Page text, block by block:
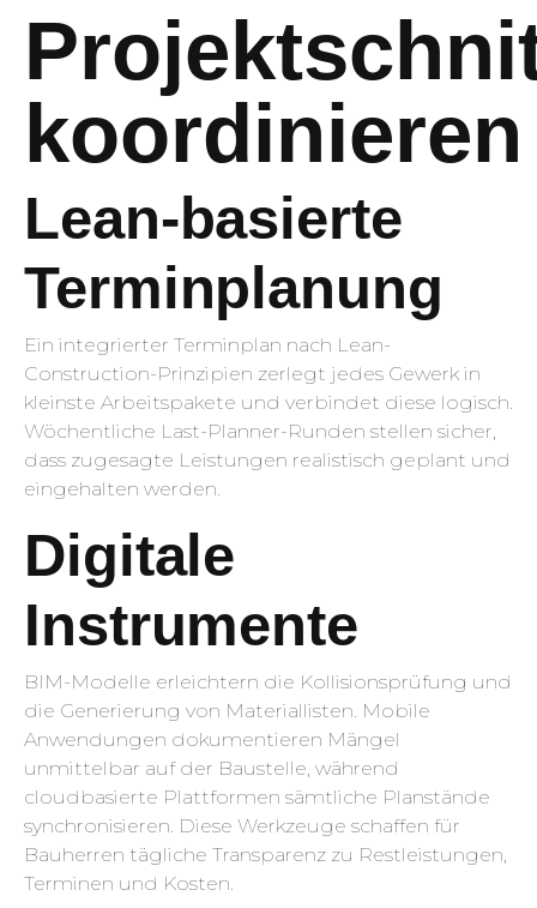
koordinieren
Lean-basierte
Terminplanung
Ein integrierter Terminplan nach Lean-
Construction-Prinzipien zerlegt jedes Gewerk in
kleinste Arbeitspakete und verbindet diese logisch.
Wöchentliche Last-Planner-Runden stellen sicher,
dass zugesagte Leistungen realistisch geplant und
eingehalten werden.
Digitale
Instrumente
BIM-Modelle erleichtern die Kollisionsprüfung und
die Generierung von Materiallisten. Mobile
Anwendungen dokumentieren Mängel
unmittelbar auf der Baustelle, während
cloudbasierte Plattformen sämtliche Planstände
synchronisieren. Diese Werkzeuge schaffen für
Bauherren tägliche Transparenz zu Restleistungen,
Terminen und Kosten.